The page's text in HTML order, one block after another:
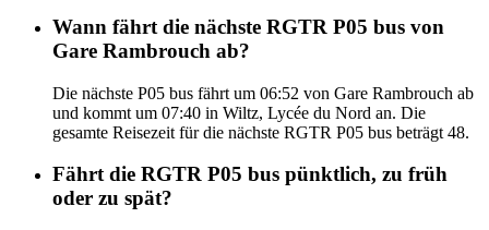
Wann fährt die nächste RGTR P05 bus von
Gare Rambrouch ab?
Die nächste P05 bus fährt um 06:52 von Gare Rambrouch ab
und kommt um 07:40 in Wiltz, Lycée du Nord an. Die
gesamte Reisezeit für die nächste RGTR P05 bus beträgt 48.
Fährt die RGTR P05 bus pünktlich, zu früh
oder zu spät?